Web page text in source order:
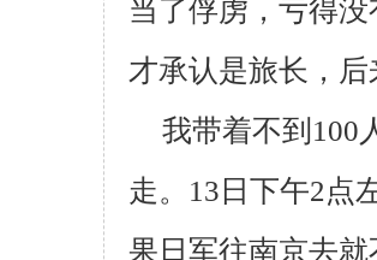
当了俘虏，亏得
才承认是旅长，
我带着不到 100
走。 13 日下午2点
果日军往南京去